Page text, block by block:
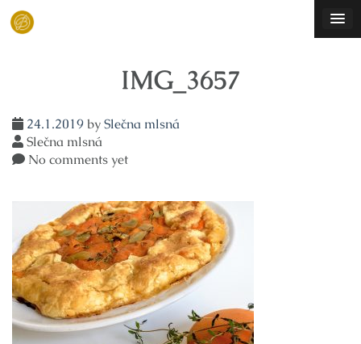
Skip
IMG_3657
24.1.2019bySlečna mlsná
Slečna mlsná
No comments yet